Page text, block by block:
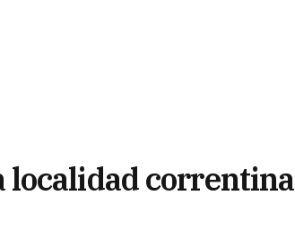
localidad correntina